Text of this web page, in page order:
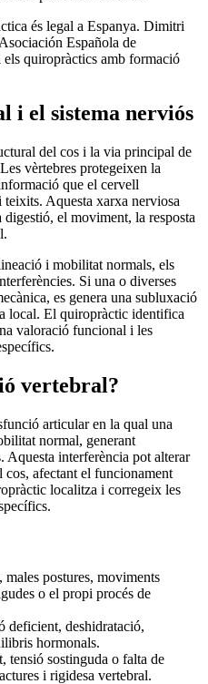
és legal a Espanya. Dimitri
Española de
quiropràctics amb formació
i el sistema nerviós
del cos i la via principal de
vèrtebres protegeixen la
que el cervell
Aquesta xarxa nerviosa
el moviment, la resposta
i mobilitat normals, els
Si una o diverses
es genera una subluxació
local. El quiropràctic identifica
valoració funcional i les
vertebral?
articular en la qual una
normal, generant
Aquesta interferència pot alterar
afectant el funcionament
localitza i corregeix les
males postures, moviments
o el propi procés de
deficient, deshidratació,
hormonals.
tensió sostinguda o falta de
i rigidesa vertebral.